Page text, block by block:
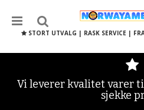
STORT UTVALG | RASK SERVICE |
Vi leverer kvalitet varer
sjekke